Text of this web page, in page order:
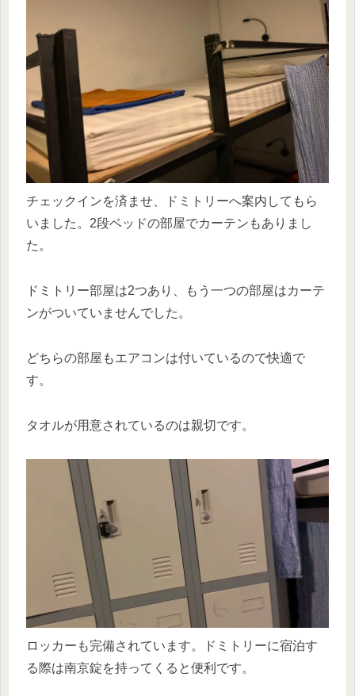
チェックインを済ませ、ドミトリーへ案内してもら
いました。2段ベッドの部屋でカーテンもありまし
た。
ドミトリー部屋は2つあり、もう一つの部屋はカーテ
ンがついていませんでした。
どちらの部屋もエアコンは付いているので快適で
す。
タオルが用意されているのは親切です。
ロッカーも完備されています。ドミトリーに宿泊す
る際は南京錠を持ってくると便利です。